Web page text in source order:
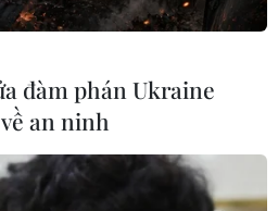
Nga cao kỷ
đàm phán Ukraine
an ninh